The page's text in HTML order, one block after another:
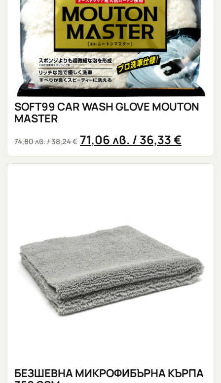
SOFT99 CAR WASH GLOVE MOUTON
MASTER
74,80лв./ 38,24 € 71,06 лв. / 36,33 €
БЕЗШЕВНА МИКРОФИБЪРНА КЪРПА